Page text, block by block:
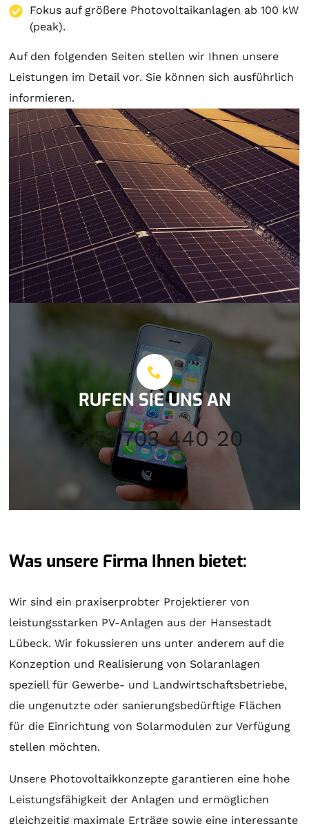
Fokus auf größere Photovoltaikanlagen ab 100 kW
(peak).
Auf den folgenden Seiten stellen wir Ihnen unsere
Leistungen im Detail vor. Sie können sich ausführlich
informieren.
RUFEN SIE UNS AN
0451 703 440 20
Was unsere Firma Ihnen bietet:
Wir sind ein praxiserprobter Projektierer von
leistungsstarken PV-Anlagen aus der Hansestadt
Lübeck. Wir fokussieren uns unter anderem auf die
Konzeption und Realisierung von Solaranlagen
speziell für Gewerbe- und Landwirtschaftsbetriebe,
die ungenutzte oder sanierungsbedürftige Flächen
für die Einrichtung von Solarmodulen zur Verfügung
stellen möchten.
Unsere Photovoltaikkonzepte garantieren eine hohe
Leistungsfähigkeit der Anlagen und ermöglichen
gleichzeitig maximale Erträge sowie eine interessante